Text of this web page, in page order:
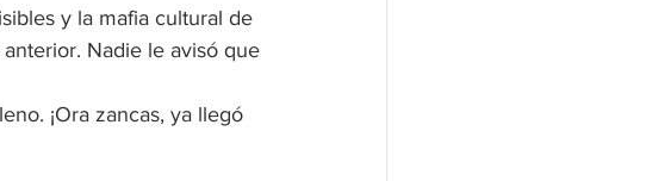
y la mafia cultural de
Nadie le avisó que
¡Ora zancas, ya llegó